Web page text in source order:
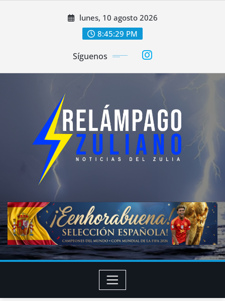
lunes, 10 agosto 2026
8:45:32 PM
Síguenos